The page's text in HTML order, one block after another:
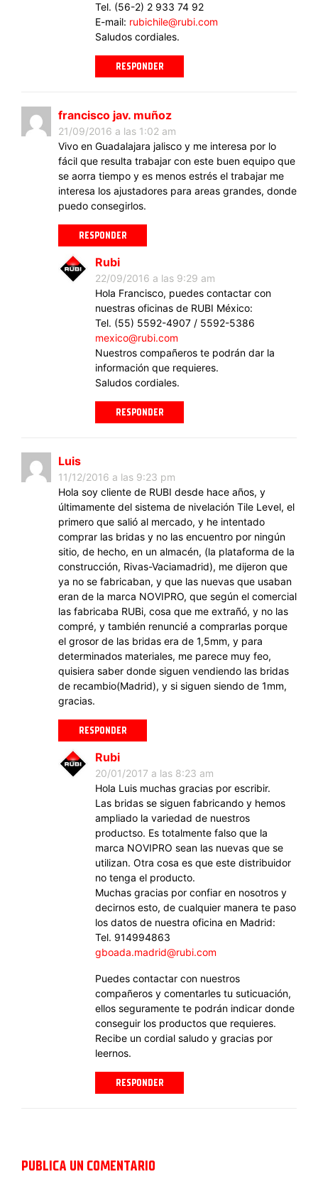
Tel. (56-2) 2 933 74 92
E-mail: rubichile@rubi.com
Saludos cordiales.
RESPONDER
francisco jav. muñoz
21/09/2016 a las 1:02 am
Vivo en Guadalajara jalisco y me interesa por lo
fácil que resulta trabajar con este buen equipo que
se aorra tiempo y es menos estrés el trabajar me
interesa los ajustadores para areas grandes, donde
puedo consegirlos.
RESPONDER
Rubi
22/09/2016 a las 9:29 am
Hola Francisco, puedes contactar con
nuestras oficinas de RUBI México:
Tel. (55) 5592-4907 / 5592-5386
mexico@rubi.com
Nuestros compañeros te podrán dar la
información que requieres.
Saludos cordiales.
RESPONDER
Luis
11/12/2016 a las 9:23 pm
Hola soy cliente de RUBI desde hace años, y
últimamente del sistema de nivelación Tile Level, el
primero que salió al mercado, y he intentado
comprar las bridas y no las encuentro por ningún
sitio, de hecho, en un almacén, (la plataforma de la
construcción, Rivas-Vaciamadrid), me dijeron que
ya no se fabricaban, y que las nuevas que usaban
eran de la marca NOVIPRO, que según el comercial
las fabricaba RUBi, cosa que me extrañó, y no las
compré, y también renuncié a comprarlas porque
el grosor de las bridas era de 1,5mm, y para
determinados materiales, me parece muy feo,
quisiera saber donde siguen vendiendo las bridas
de recambio(Madrid), y si siguen siendo de 1mm,
gracias.
RESPONDER
Rubi
20/01/2017 a las 8:23 am
Hola Luis muchas gracias por escribir.
Las bridas se siguen fabricando y hemos
ampliado la variedad de nuestros
productso. Es totalmente falso que la
marca NOVIPRO sean las nuevas que se
utilizan. Otra cosa es que este distribuidor
no tenga el producto.
Muchas gracias por confiar en nosotros y
decirnos esto, de cualquier manera te paso
los datos de nuestra oficina en Madrid:
Tel. 914994863
gboada.madrid@rubi.com
Puedes contactar con nuestros
compañeros y comentarles tu suticuación,
ellos seguramente te podrán indicar donde
conseguir los productos que requieres.
Recibe un cordial saludo y gracias por
leernos.
RESPONDER
PUBLICA UN COMENTARIO